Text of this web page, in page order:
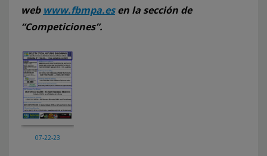
web www.fbmpa.esen la sección de
“Competiciones”.
07-22-23